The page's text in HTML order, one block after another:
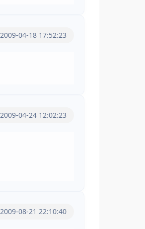
2009-04-18 17:52:23
2009-04-24 12:02:23
2009-08-21 22:10:40